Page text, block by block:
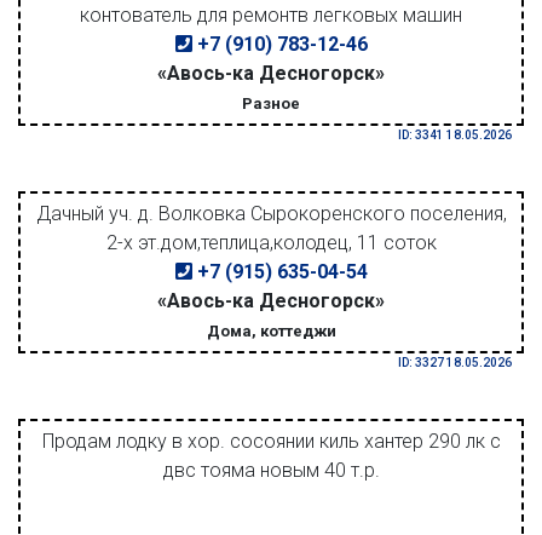
контователь для ремонтв легковых машин
+7 (910) 783-12-46
«Авось-ка Десногорск»
Разное
ID: 3341 18.05.2026
Дачный уч. д. Волковка Сырокоренского поселения,
2-х эт.дом,теплица,колодец, 11 соток
+7 (915) 635-04-54
«Авось-ка Десногорск»
Дома, коттеджи
ID: 3327 18.05.2026
Продам лодку в хор. сосоянии киль хантер 290 лк с
двс тояма новым 40 т.р.